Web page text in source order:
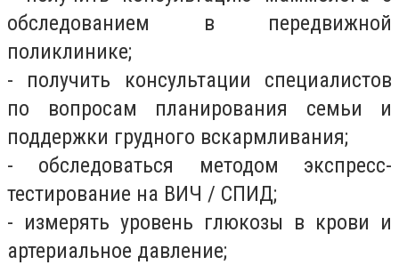
обследованием в передвижной
поликлинике;
- получить консультации специалистов
по вопросам планирования семьи и
поддержки грудного вскармливания;
- обследоваться методом экспресс-
тестирование на ВИЧ / СПИД;
- измерять уровень глюкозы в крови и
артериальное давление;